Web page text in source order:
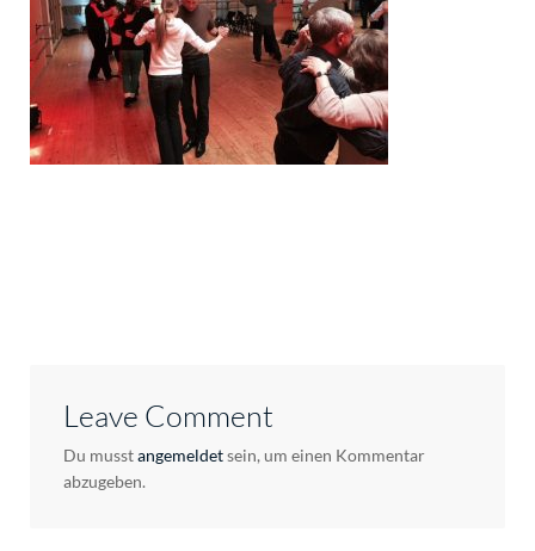
Leave Comment
Du musstangemeldetsein, um einen Kommentar
abzugeben.